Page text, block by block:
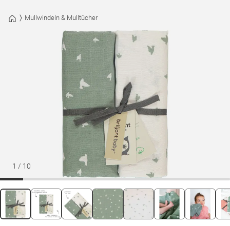
Mullwindeln & Mulltücher
1 / 10